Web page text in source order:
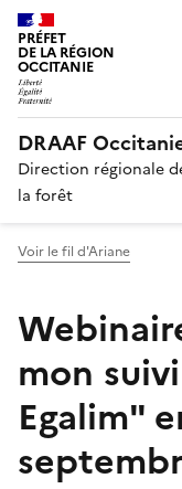
PRÉFET
DE LA RÉGION
OCCITANIE
DRAAF
Direction régionale
la forêt
Voir le fil d'Ariane
mon
Egalim"